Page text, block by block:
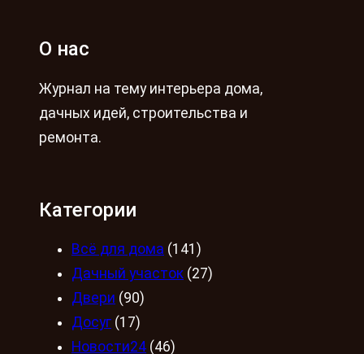
О нас
Журнал на тему интерьера дома,
дачных идей, строительства и
ремонта.
Категории
Всё для дома (141)
Дачный участок (27)
Двери (90)
Досуг (17)
Новости24 (46)